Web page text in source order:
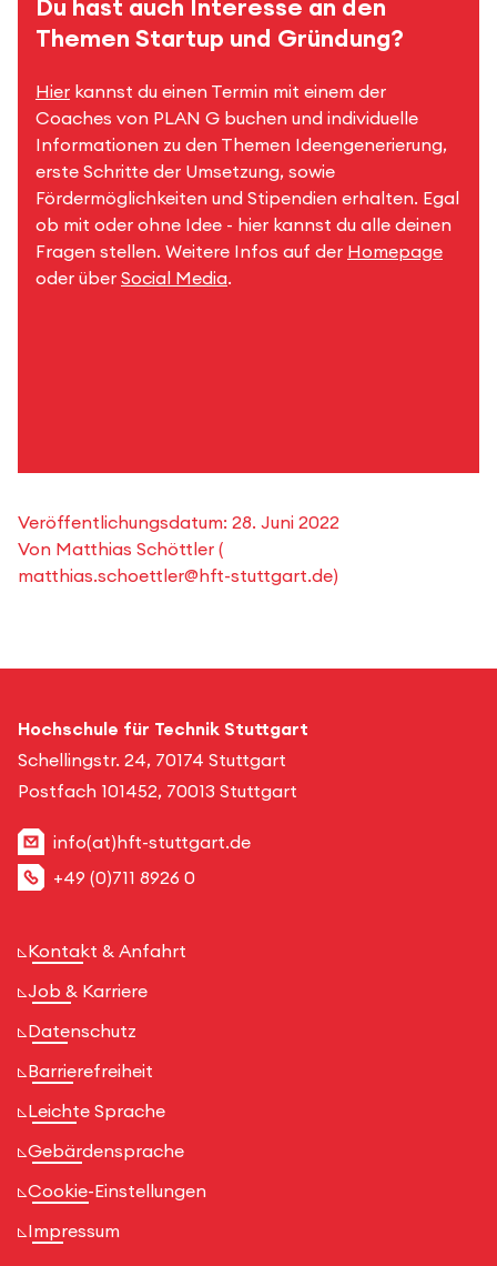
Du hast auch Interesse an den
Themen Startup und Gründung?
Hier kannst du einen Termin mit einem der
Coaches von PLAN G buchen und individuelle
Informationen zu den Themen Ideengenerierung,
erste Schritte der Umsetzung, sowie
Fördermöglichkeiten und Stipendien erhalten. Egal
ob mit oder ohne Idee - hier kannst du alle deinen
Fragen stellen. Weitere Infos auf der Homepage
oder über Social Media.
Veröffentlichungsdatum: 28. Juni 2022
Von Matthias Schöttler (
matthias.schoettler@hft-stuttgart.de)
Hochschule für Technik Stuttgart
Schellingstr. 24, 70174 Stuttgart
Postfach 101452, 70013 Stuttgart
info(at)hft-stuttgart.de
+49 (0)711 8926 0
Kontakt & Anfahrt
Job & Karriere
Datenschutz
Barrierefreiheit
Leichte Sprache
Gebärdensprache
Cookie-Einstellungen
Impressum